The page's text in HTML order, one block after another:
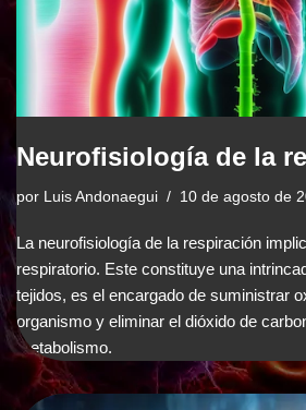
Neurofisiología de la
por Luis Andonaegui 10 de agosto de
La neurofisiología de la respiración
respiratorio. Este constituye una
tejidos, es el encargado de suministrar
organismo y eliminar el dióxido de
metabolismo.